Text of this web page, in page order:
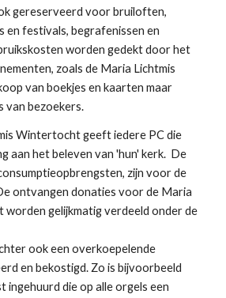
gereserveerd voor bruiloften,
en festivals, begrafenissen en
worden gedekt door het
zoals de Maria Lichtmis
van boekjes en kaarten maar
van bezoekers.
Wintertocht geeft iedere PC die
aan het beleven van 'hun' kerk. De
zijn voor de
ontvangendonaties voor de Maria
gelijkmatig verdeeld onder de
ook een overkoepelende
en bekostigd. Zo is bijvoorbeeld
ingehuurd die op alle orgels een